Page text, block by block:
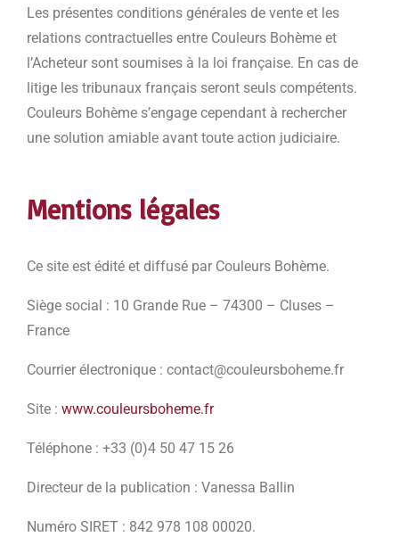
Les présentes conditions générales de vente et les
relations contractuelles entre Couleurs Bohème et
l’Acheteur sont soumises à la loi française. En cas de
litige les tribunaux français seront seuls compétents.
Couleurs Bohème s’engage cependant à rechercher
une solution amiable avant toute action judiciaire.
Mentions légales
Ce site est édité et diffusé par Couleurs Bohème.
Siège social : 10 Grande Rue – 74300 – Cluses –
France
Courrier électronique : contact@couleursboheme.fr
Site : www.couleursboheme.fr
Téléphone : +33 (0)4 50 47 15 26
Directeur de la publication : Vanessa Ballin
Numéro SIRET : 842 978 108 00020.